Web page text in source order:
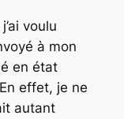
voulu
à mon
en état
effet, je ne
autant